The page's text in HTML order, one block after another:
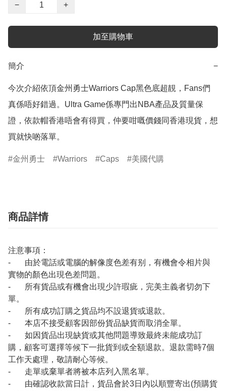
−
+
加至購物車
簡介 −
今次介紹依頂金州勇士Warriors Cap黑色底超靚，Fans們
真係唔好錯過。Ultra Game係專門出NBA產品及質量保
證，依款帽香港唔會有得買，仲要咁嘅價錢同香港現貨，想
買就快啲落單。
金州勇士 Warriors Caps 美國代購
商品詳情
注意事項：
- 由於電話或電腦的解像度色差有别，有機會令相片與
實物的顏色出現色差問題。
- 所有貨品或有機會出現少許瑕疵，完美主義者切勿下
單。
- 所有成功訂購之貨品均不設退貨或退款。
- 本店不接受顧客因部份貨品缺貨而取消全單。
- 如因貨品出現缺貨或其他問題導致最終未能成功訂
購，顧客可選擇等候下一批貨到或全額退款。退款需時7個
工作天處理，敬請耐心等候。
- 走單或棄單者將被本店列入黑名單。
- 由確認收款當日計，貨品會於3日內以順豐寄出(預購貨